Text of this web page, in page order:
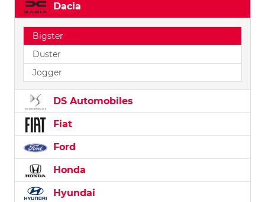
Dacia
Bigster
Duster
Jogger
DS Automobiles
Fiat
Ford
Honda
Hyundai